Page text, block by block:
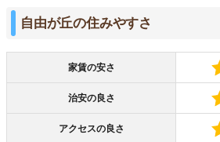
自由が丘の住みやすさ
家賃の安さ
治安の良さ
アクセスの良さ